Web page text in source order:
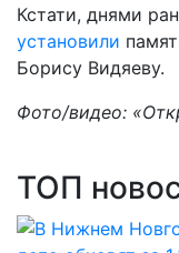
Кстати, днями
установили
Борису Видяеву.
Фото/видео:
ТОП